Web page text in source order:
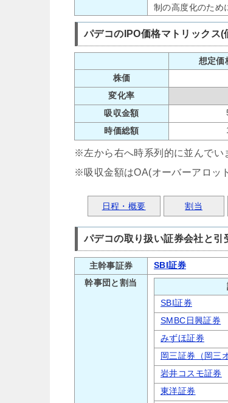
制の高度化のため
パデコのIPO価格マトリックス
想定価
株価
変化率
吸収金額
時価総額
※左から右へ時系列的に並んでい
※吸収金額はOA(オーバーアロッ
日程・概要 割当
パデコの取り扱い証券会社と引
主幹事証券
SBI証券
幹事団と割当
SBI証券
SMBC日興証券
みずほ証券
岡三証券（岡三
岩井コスモ証券
東洋証券